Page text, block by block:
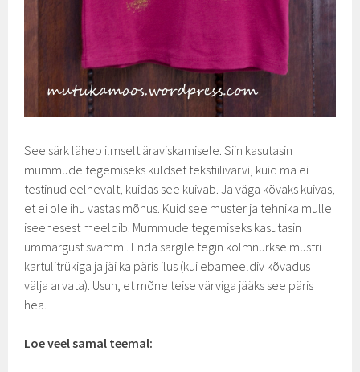
See särk läheb ilmselt äraviskamisele. Siin kasutasin
mummude tegemiseks kuldset tekstiilivärvi, kuid ma ei
testinud eelnevalt, kuidas see kuivab. Ja väga kõvaks kuivas,
et ei ole ihu vastas mõnus. Kuid see muster ja tehnika mulle
iseenesest meeldib. Mummude tegemiseks kasutasin
ümmargust svammi. Enda särgile tegin kolmnurkse mustri
kartulitrükiga ja jäi ka päris ilus (kui ebameeldiv kõvadus
välja arvata). Usun, et mõne teise värviga jääks see päris
hea.
Loe veel samal teemal: